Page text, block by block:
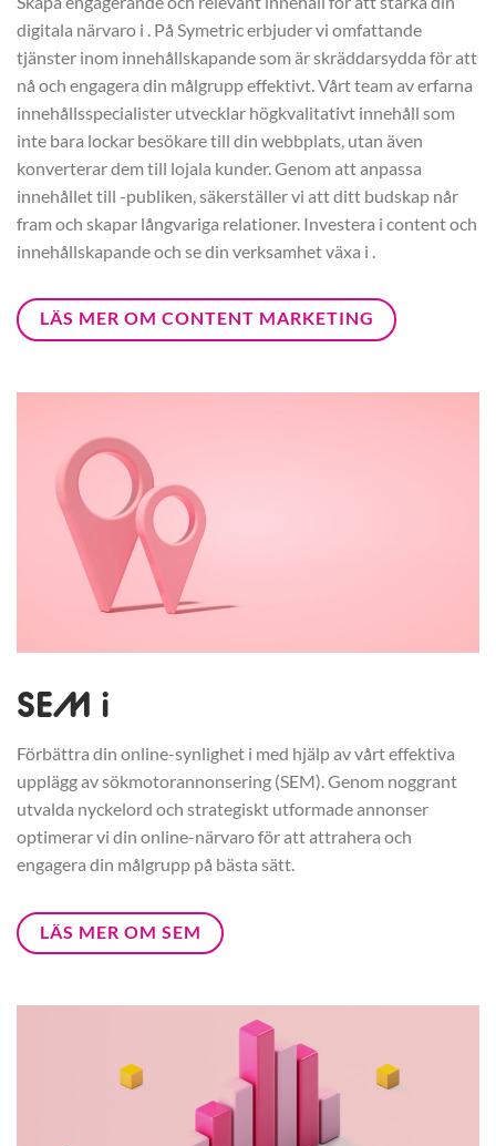
digitala närvaro i . På Symetric erbjuder vi omfattande
tjänster inom innehållskapande som är skräddarsydda för att
nå och engagera din målgrupp effektivt. Vårt team av erfarna
innehållsspecialister utvecklar högkvalitativt innehåll som
inte bara lockar besökare till din webbplats, utan även
konverterar dem till lojala kunder. Genom att anpassa
innehållet till -publiken, säkerställer vi att ditt budskap når
fram och skapar långvariga relationer. Investera i content och
innehållskapande och se din verksamhet växa i .
LÄS MER OM CONTENT MARKETING
SEM i
Förbättra din online-synlighet i med hjälp av vårt effektiva
upplägg av sökmotorannonsering (SEM). Genom noggrant
utvalda nyckelord och strategiskt utformade annonser
optimerar vi din online-närvaro för att attrahera och
engagera din målgrupp på bästa sätt.
LÄS MER OM SEM